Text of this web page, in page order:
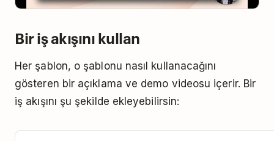
Bir iş akışını kullan
Her şablon, o şablonu nasıl kullanacağını
gösteren bir açıklama ve demo videosu içerir. Bir
iş akışını şu şekilde ekleyebilirsin: